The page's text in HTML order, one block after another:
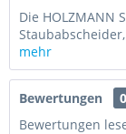
Die HOLZMANN
mehr
Bewertungen
0
Bewertungen